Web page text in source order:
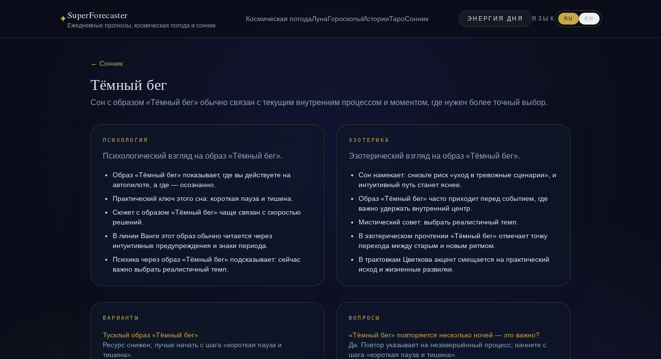
✦SuperForecaster
Ежедневные прогнозы, космическая погода и сонник
Космическая погодаЛунаГороскопыИсторииТароСонник ЭНЕРГИЯ ДНЯ ЯЗЫК RU EN
← Сонник
Тёмный бег
Сон с образом «Тёмный бег» обычно связан с текущим внутренним процессом и моментом, где нужен более точный выбор.
ПСИХОЛОГИЯ
Психологический взгляд на образ «Тёмный бег».
Образ «Тёмный бег» показывает, где вы действуете на
автопилоте, а где — осознанно.
Практический ключ этого сна: короткая пауза и тишина.
Сюжет с образом «Тёмный бег» чаще связан с скоростью
решений.
В линии Ванги этот образ обычно читается через
интуитивные предупреждения и знаки периода.
Психика через образ «Тёмный бег» подсказывает: сейчас
важно выбрать реалистичный темп.
ЭЗОТЕРИКА
Эзотерический взгляд на образ «Тёмный бег».
Сон намекает: снизьте риск «уход в тревожные сценарии», и
интуитивный путь станет яснее.
Образ «Тёмный бег» часто приходит перед событием, где
важно удержать внутренний центр.
Мистический совет: выбрать реалистичный темп.
В эзотерическом прочтении «Тёмный бег» отмечает точку
перехода между старым и новым ритмом.
В трактовкам Цветкова акцент смещается на практический
исход и жизненные развилки.
ВАРИАНТЫ
Тусклый образ «Тёмный бег»
Ресурс снижен; лучше начать с шага «короткая пауза и
тишина».
ВОПРОСЫ
«Тёмный бег» повторяется несколько ночей — это важно?
Да. Повтор указывает на незавершённый процесс; начните с
шага «короткая пауза и тишина».